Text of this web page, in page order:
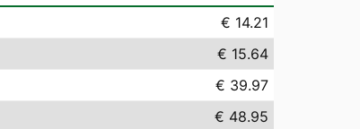
€ 14.21
€ 15.64
€ 39.97
€ 48.95